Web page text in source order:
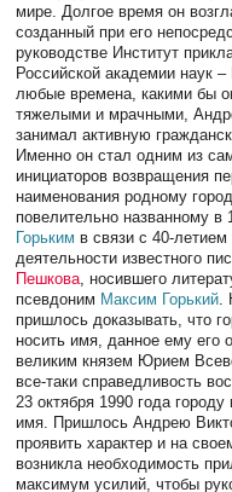
мире. Долгое время он
созданный при его
руководстве Институт
Российской академии наук
любые времена, какими бы
тяжелыми и мрачными,
занимал активную
Именно он стал одним из
инициаторов возвращения
наименования родному
повелительно названному в
Горьким в связи с 40-летием
деятельности известного
Пешкова, носившего
псевдоним Максим Горький.
пришлось доказывать, что
носить имя, данное ему его
великим князем Юрием
все-таки справедливость
23 октября 1990 года
имя. Пришлось Андрею
проявить характер и на
возникла необходимость
максимум усилий, чтобы